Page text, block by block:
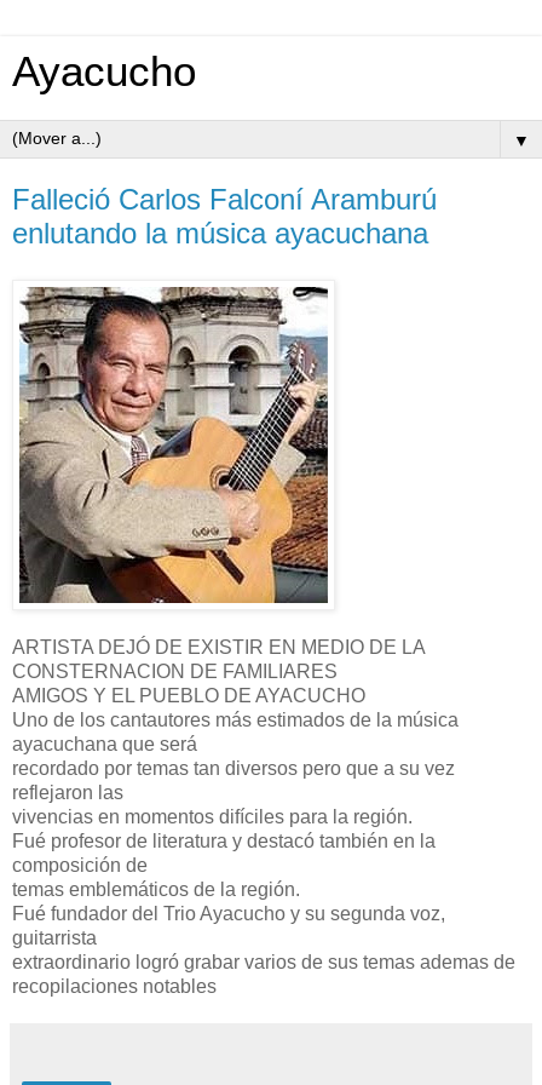
Ayacucho
▼
Falleció Carlos Falconí Aramburú
enlutando la música ayacuchana
ARTISTA DEJÓ DE EXISTIR EN MEDIO DE LA
CONSTERNACION DE FAMILIARES
AMIGOS Y EL PUEBLO DE AYACUCHO
Uno de los cantautores más estimados de la música
ayacuchana que será
recordado por temas tan diversos pero que a su vez
reflejaron las
vivencias en momentos difíciles para la región.
Fué profesor de literatura y destacó también en la
composición de
temas emblemáticos de la región.
Fué fundador del Trio Ayacucho y su segunda voz,
guitarrista
extraordinario logró grabar varios de sus temas ademas de
recopilaciones notables